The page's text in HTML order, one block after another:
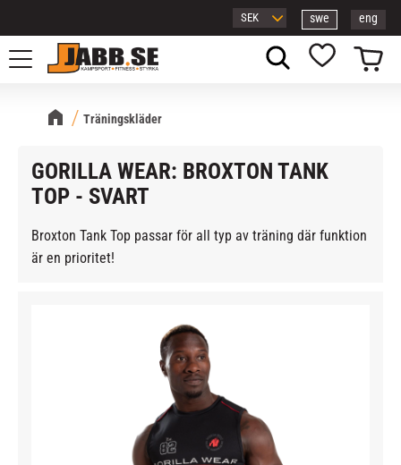
Meny
swe eng
Favoriter
Kundvagn
Träningskläder
GORILLA WEAR: BROXTON TANK
TOP - SVART
Broxton Tank Top passar för all typ av träning där funktion
är en prioritet!